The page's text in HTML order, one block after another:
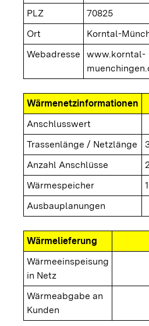
PLZ
70825
Ort
Korntal-
Webadresse
www.korntal-
Wärmenetzinformationen
Anschlusswert
Trassenlänge / Netzlänge
Anzahl Anschlüsse
Wärmespeicher
Ausbauplanungen
Wärmelieferung
Wärmeeinspeisung
in Netz
Wärmeabgabe an
Kunden